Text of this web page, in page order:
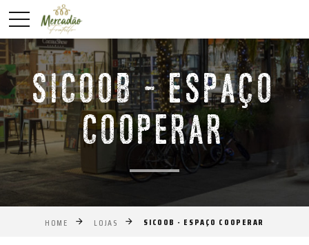
SICOOB - ESPAÇO
COOPERAR
HOME LOJAS SICOOB - ESPAÇO COOPERAR